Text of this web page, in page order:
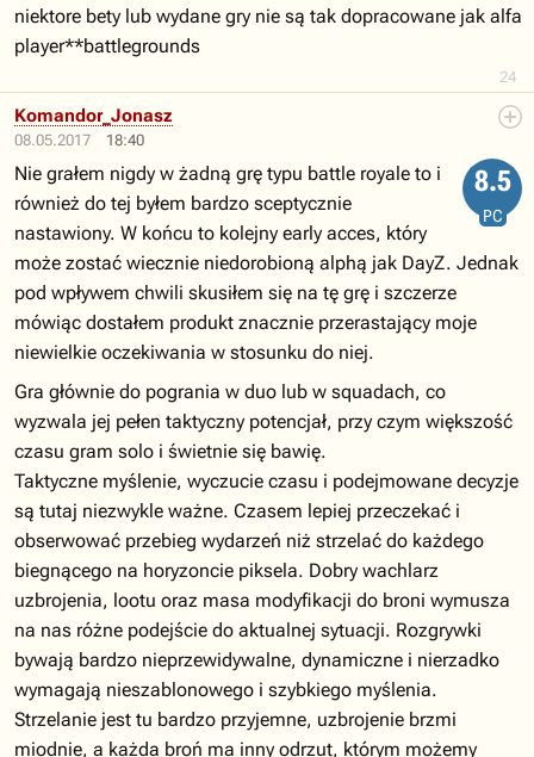
24
niektore bety lub wydane gry nie są tak dopracowane jak alfa
player**battlegrounds
08.05.2017 18:40
Komandor_Jonasz
8.5
PC
Nie grałem nigdy w żadną grę typu battle royale to i
również do tej byłem bardzo sceptycznie
nastawiony. W końcu to kolejny early acces, który
może zostać wiecznie niedorobioną alphą jak DayZ. Jednak
pod wpływem chwili skusiłem się na tę grę i szczerze
mówiąc dostałem produkt znacznie przerastający moje
niewielkie oczekiwania w stosunku do niej.
Gra głównie do pogrania w duo lub w squadach, co
wyzwala jej pełen taktyczny potencjał, przy czym większość
czasu gram solo i świetnie się bawię.
Taktyczne myślenie, wyczucie czasu i podejmowane decyzje
są tutaj niezwykle ważne. Czasem lepiej przeczekać i
obserwować przebieg wydarzeń niż strzelać do każdego
biegnącego na horyzoncie piksela. Dobry wachlarz
uzbrojenia, lootu oraz masa modyfikacji do broni wymusza
na nas różne podejście do aktualnej sytuacji. Rozgrywki
bywają bardzo nieprzewidywalne, dynamiczne i nierzadko
wymagają nieszablonowego i szybkiego myślenia.
Strzelanie jest tu bardzo przyjemne, uzbrojenie brzmi
miodnie, a każda broń ma inny odrzut, którym możemy